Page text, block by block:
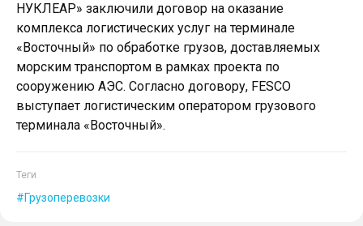
НУКЛЕАР» заключили договор на оказание
комплекса логистических услуг на терминале
«Восточный» по обработке грузов, доставляемых
морским транспортом в рамках проекта по
сооружению АЭС. Согласно договору, FESCO
выступает логистическим оператором грузового
терминала «Восточный».
Теги
Грузоперевозки